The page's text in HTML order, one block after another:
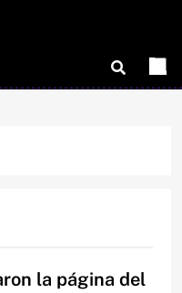
la página del